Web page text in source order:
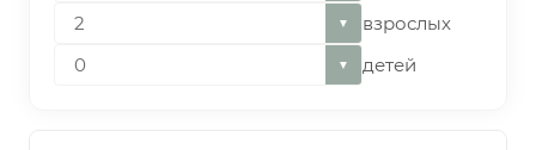
▼ взрослых
▼ детей